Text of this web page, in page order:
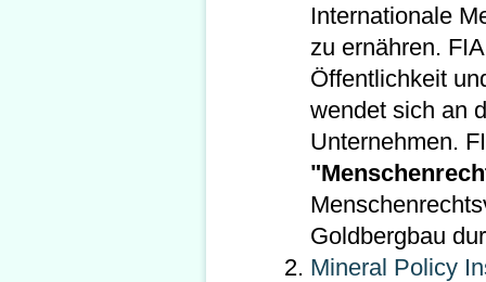
Internationale
zu ernähren.
Öffentlichkeit
wendet sich an
Unternehmen.
Goldbergbau
Mineral Policy